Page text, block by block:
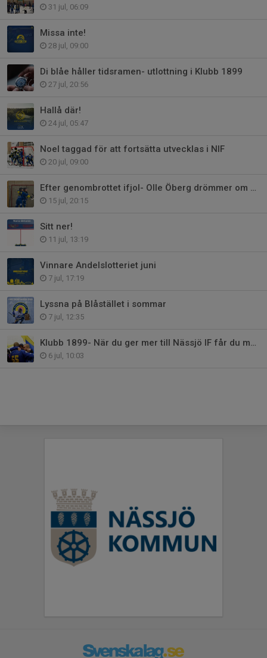
31 jul, 06:09
Missa inte!
28 jul, 09:00
Di blåe håller tidsramen- utlottning i Klubb 1899
27 jul, 20:56
Hallå där!
24 jul, 05:47
Noel taggad för att fortsätta utvecklas i NIF
20 jul, 09:00
Efter genombrottet ifjol- Olle Öberg drömmer om kommande säsong
15 jul, 20:15
Sitt ner!
11 jul, 13:19
Vinnare Andelslotteriet juni
7 jul, 17:19
Lyssna på Blåstället i sommar
7 jul, 12:35
Klubb 1899- När du ger mer till Nässjö IF får du mer tillbaka
6 jul, 10:03